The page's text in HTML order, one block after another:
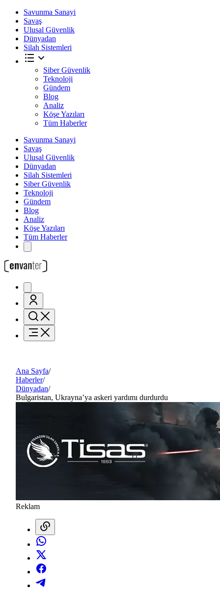
Savunma Sanayi
Savaş
Ulusal Güvenlik
Dünyadan
Silah Sistemleri
Siber Güvenlik
Teknoloji
Gündem
Blog
Analiz
Köşe Yazıları
Tüm Haberler
Savunma Sanayi
Savaş
Ulusal Güvenlik
Dünyadan
Silah Sistemleri
Siber Güvenlik
Teknoloji
Gündem
Blog
Analiz
Köşe Yazıları
Tüm Haberler
Ana Sayfa/
Haberler/
Dünyadan/
Bulgaristan, Ukrayna’ya askeri yardımı durdurdu
Reklam